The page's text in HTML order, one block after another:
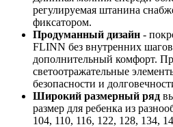
регулируемая штанина
фиксатором.
Продуманный дизайн -
FLINN без внутренних
дополнительный комфорт.
светоотражательные
безопасности и
Широкий размерный ряд
размер для ребенка из
104, 110, 116, 122, 128, 134,